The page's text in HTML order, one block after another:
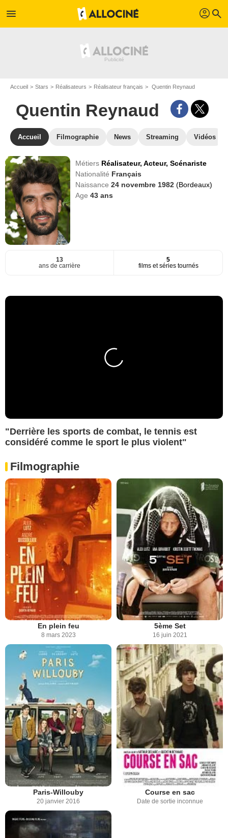
menu profil search
Accueil Stars Réalisateurs Réalisateur français Quentin Reynaud
Quentin Reynaud
Accueil Filmographie News Streaming Vidéos
Métiers Réalisateur,Acteur,Scénariste
Nationalité Français
Naissance24 novembre 1982(Bordeaux)
Age43 ans
13
ans de carrière
5
films et séries tournés
"Derrière les sports de combat, le tennis est
considéré comme le sport le plus violent"
Filmographie
En plein feu
8 mars 2023
5ème Set
16 juin 2021
Paris-Willouby
20 janvier 2016
Course en sac
Date de sortie inconnue